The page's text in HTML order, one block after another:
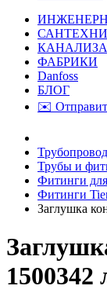
ФАБРИКИ
Danfoss
БЛОГ
✉️
Трубы и
Фитинги
Фитинги
Заглушка
1500342